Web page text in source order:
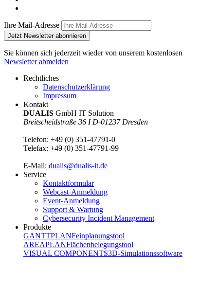
Ihre Mail-Adresse
Jetzt Newsletter abonnieren
Sie können sich jederzeit wieder von unserem kostenlosen
Newsletter abmelden
Rechtliches
Datenschutzerklärung
Impressum
Kontakt
DUALIS GmbH IT Solution
Breitscheidstraße 36 I D-01237 Dresden
Telefon: +49 (0) 351-47791-0
Telefax: +49 (0) 351-47791-99
E-Mail: dualis@dualis-it.de
Service
Kontaktformular
Webcast-Anmeldung
Event-Anmeldung
Support & Wartung
Cybersecurity Incident Management
Produkte
GANTTPLANFeinplanungstool
AREAPLANFlächenbelegungstool
VISUAL COMPONENTS3D-Simulationssoftware